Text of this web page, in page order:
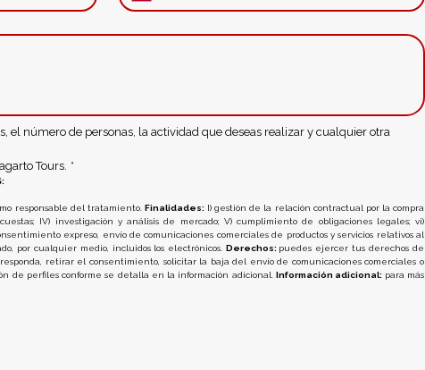
el número de personas, la actividad que deseas realizar y cualquier otra
Tours. *
responsable del tratamiento. Finalidades: I) gestión de la relación contractual por la compra
IV) investigación y análisis de mercado; V) cumplimiento de obligaciones legales; vi)
expreso, envío de comunicaciones comerciales de productos y servicios relativos al
por cualquier medio, incluidos los electrónicos. Derechos: puedes ejercer tus derechos de
retirar el consentimiento, solicitar la baja del envío de comunicaciones comerciales o
de perfiles conforme se detalla en la información adicional. Información adicional: para más